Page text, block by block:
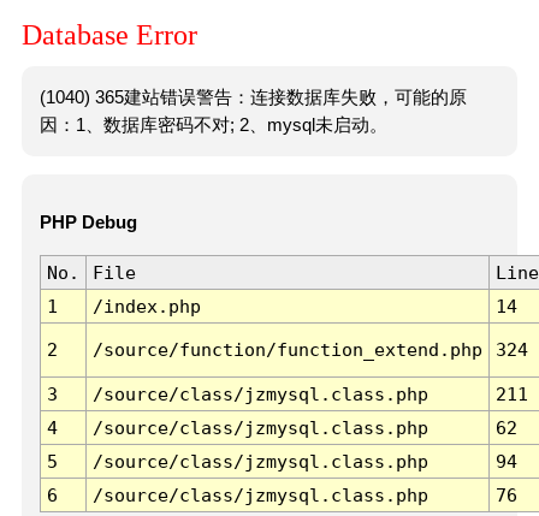
Database Error
(1040) 365建站错误警告：连接数据库失败，可能的原
因：1、数据库密码不对; 2、mysql未启动。
PHP Debug
No. File
Line
1
/index.php 14
2 /source/function/function_extend.php 324
3 /source/class/jzmysql.class.php
211
4
/source/class/jzmysql.class.php
62
5
/source/class/jzmysql.class.php
94
6
/source/class/jzmysql.class.php 76